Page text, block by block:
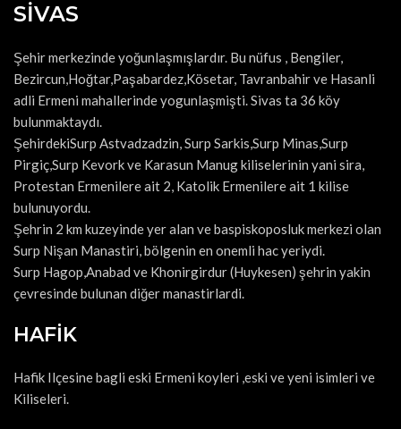
SİVAS
Şehir merkezinde yoğunlaşmışlardır. Bu nüfus , Bengiler,
Bezircun,Hoğtar,Paşabardez,Kösetar, Tavranbahir ve Hasanli
adli Ermeni mahallerinde yogunlaşmişti. Sivas ta 36 köy
bulunmaktaydı.
ŞehirdekiSurp Astvadzadzin, Surp Sarkis,Surp Minas,Surp
Pirgiç,Surp Kevork ve Karasun Manug kiliselerinin yani sira,
Protestan Ermenilere ait 2, Katolik Ermenilere ait 1 kilise
bulunuyordu.
Şehrin 2 km kuzeyinde yer alan ve baspiskoposluk merkezi olan
Surp Nişan Manastiri, bölgenin en onemli hac yeriydi.
Surp Hagop,Anabad ve Khonirgirdur (Huykesen) şehrin yakin
çevresinde bulunan diğer manastirlardi.
HAFİK
Hafik Ilçesine bagli eski Ermeni koyleri ,eski ve yeni isimleri ve
Kiliseleri.